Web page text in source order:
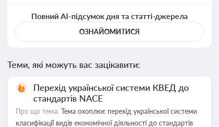
Повний AI-підсумок дня та статті-джерела
ОЗНАЙОМИТИСЯ
Теми, які можуть вас зацікавити:
Перехід української системи КВЕД до
стандартів NACE
Про що тема: Тема охоплює перехід української системи
класифікації видів економічної діяльності до стандартів